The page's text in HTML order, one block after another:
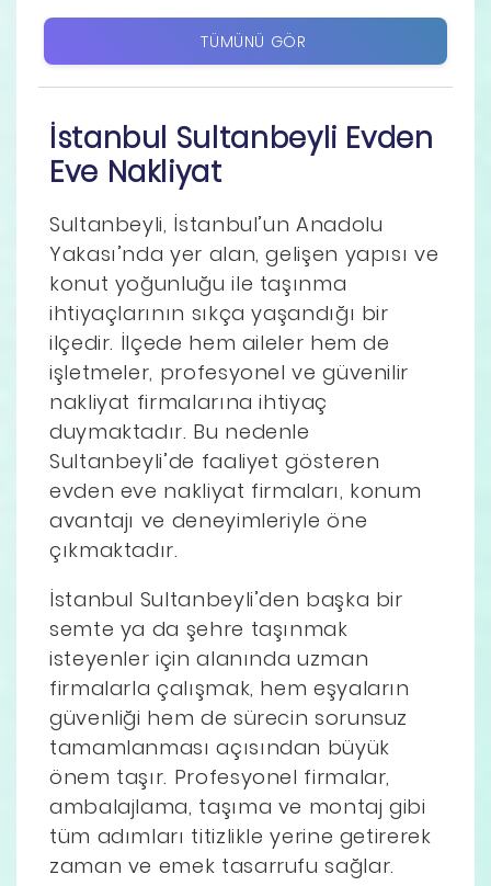
TÜMÜNÜ GÖR
İstanbul Sultanbeyli Evden
Eve Nakliyat
Sultanbeyli, İstanbul’un Anadolu
Yakası’nda yer alan, gelişen yapısı ve
konut yoğunluğu ile taşınma
ihtiyaçlarının sıkça yaşandığı bir
ilçedir. İlçede hem aileler hem de
işletmeler, profesyonel ve güvenilir
nakliyat firmalarına ihtiyaç
duymaktadır. Bu nedenle
Sultanbeyli’de faaliyet gösteren
evden eve nakliyat firmaları, konum
avantajı ve deneyimleriyle öne
çıkmaktadır.
İstanbul Sultanbeyli’den başka bir
semte ya da şehre taşınmak
isteyenler için alanında uzman
firmalarla çalışmak, hem eşyaların
güvenliği hem de sürecin sorunsuz
tamamlanması açısından büyük
önem taşır. Profesyonel firmalar,
ambalajlama, taşıma ve montaj gibi
tüm adımları titizlikle yerine getirerek
zaman ve emek tasarrufu sağlar.